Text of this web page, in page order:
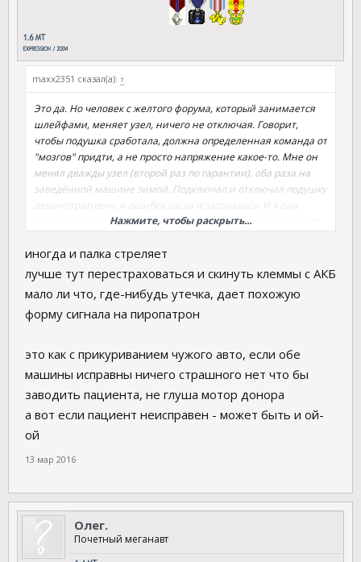
maxx2351 сказал(а): ↑
Это да. Но человек с желтого форума, который занимается
шлейфами, меняет узел, ничего не отключая. Говорит,
чтобы подушка сработала, должна определенная команда от
"мозгов" придти, а не просто напряжение какое-то. Мне он
менял дважды узел (второй раз по гарантии), оба раза на
заведённой машине зимой. Подключал и отключал подушку
демонстративно, и ошибка гасла и загоралась. И я сам
снимал подушку и руль, не скидывая клемму, когда контакт
перестраховаться, если не лень потом код магнитолы
искать и с/подъемники обучать.
Нажмите, чтобы раскрыть...
иногда и палка стреляет
лучше тут перестраховаться и скинуть клеммы с АКБ
мало ли что, где-нибудь утечка, дает похожую
форму сигнала на пиропатрон
это как с прикуриванием чужого авто, если обе
машины исправны ничего страшного нет что бы
заводить пациента, не глуша мотор донора
а вот если пациент неисправен - может быть и ой-
ой
13 мар 2016
Олег.
Почетный меганавт